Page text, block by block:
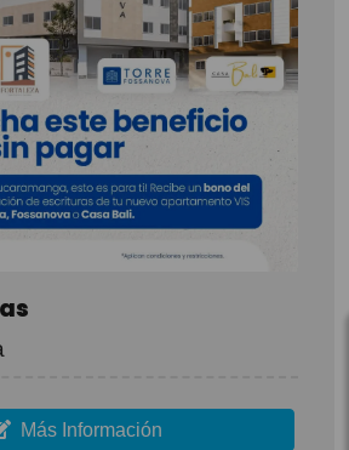
Más Información